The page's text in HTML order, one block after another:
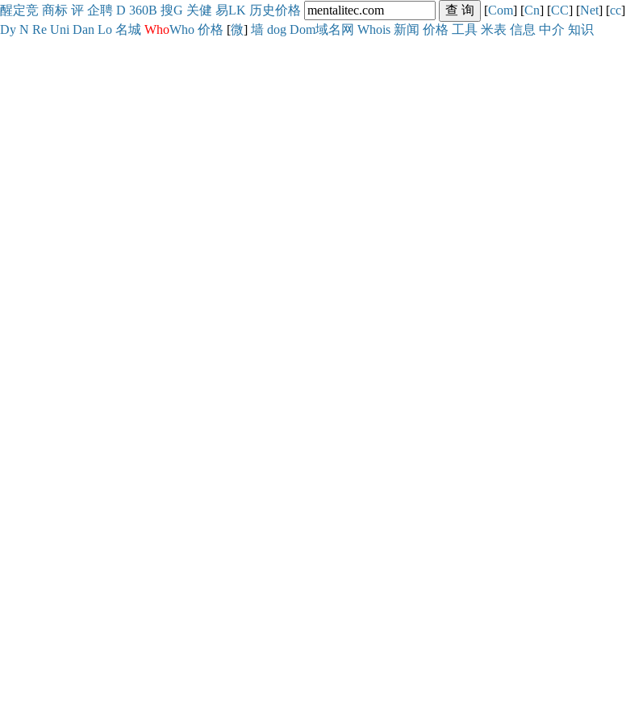
醒定竞 商标 评 企聘 D 360B 搜G 关健 易LK 历史价格 [Com] [Cn] [CC] [Net] [cc]
Dy N Re Uni Dan Lo 名城 WhoWho 价格 [微] 墙 dog Dom域名网 Whois 新闻 价格 工具 米表 信息 中介 知识